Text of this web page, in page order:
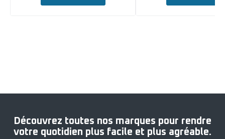
Découvrez toutes nos marques pour rendre
votre quotidien plus facile et plus agréable.